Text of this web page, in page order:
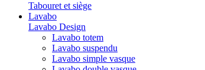
Tabouret et siège
Lavabo
Lavabo Design
Lavabo totem
Lavabo suspendu
Lavabo simple vasque